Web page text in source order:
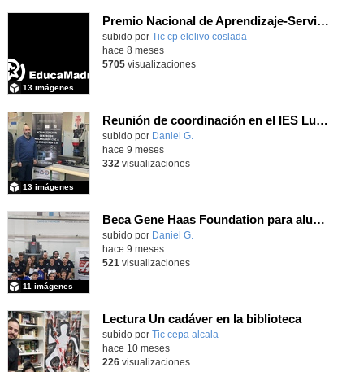
Premio Nacional de Aprendizaje-Servicio por el proyecto "La Libre: Leer para crecer"
subido por Tic cp elolivo coslada
13 imágenes
hace 8 meses
5705visualizaciones
Reunión de coordinación en el IES Luis Vives (proyecto de innovación MEFPD)
subido por Daniel G.
13 imágenes
hace 9 meses
332 visualizaciones
Beca Gene Haas Foundation para alumnado de Fabricación Mecánica del IES Luis Vives
subido por Daniel G.
11 imágenes
hace 9 meses
521 visualizaciones
Lectura Un cadáver en la biblioteca
subido por Tic cepa alcala
hace 10 meses
226visualizaciones